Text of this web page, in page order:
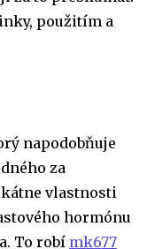
použitím a
napodobňuje
za
vlastnosti
hormónu
To robí mk677